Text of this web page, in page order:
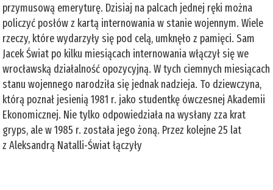
przymusową emeryturę. Dzisiaj na palcach jednej ręki można
policzyć posłów z kartą internowania w stanie wojennym. Wiele
rzeczy, które wydarzyły się pod celą, umknęło z pamięci. Sam
Jacek Świat po kilku miesiącach internowania włączył się we
wrocławską działalność opozycyjną. W tych ciemnych miesiącach
stanu wojennego narodziła się jednak nadzieja. To dziewczyna,
którą poznał jesienią 1981 r. jako studentkę ówczesnej Akademii
Ekonomicznej. Nie tylko odpowiedziała na wysłany zza krat
gryps, ale w 1985 r. została jego żoną. Przez kolejne 25 lat
z Aleksandrą Natalli-Świat łączyły